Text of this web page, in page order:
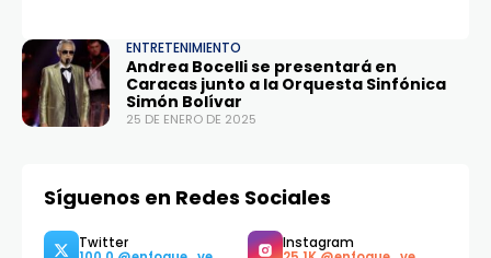
ENTRETENIMIENTO
Andrea Bocelli se presentará en
Caracas junto a la Orquesta Sinfónica
Simón Bolívar
25 DE ENERO DE 2025
Síguenos en Redes Sociales